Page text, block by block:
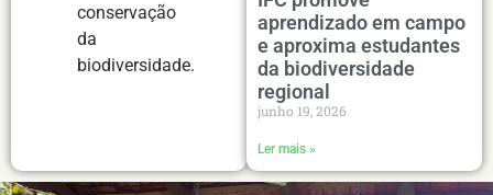
conservação
da
biodiversidade.
aprendizado em campo
e aproxima estudantes
da biodiversidade
regional
junho 19, 2026
Ler mais »